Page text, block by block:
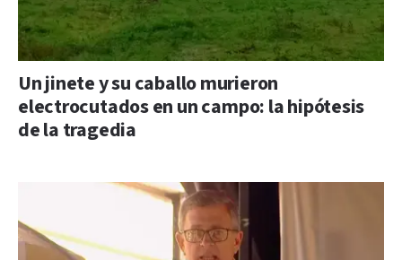
Un jinete y su caballo murieron
electrocutados en un campo: la hipótesis
de la tragedia